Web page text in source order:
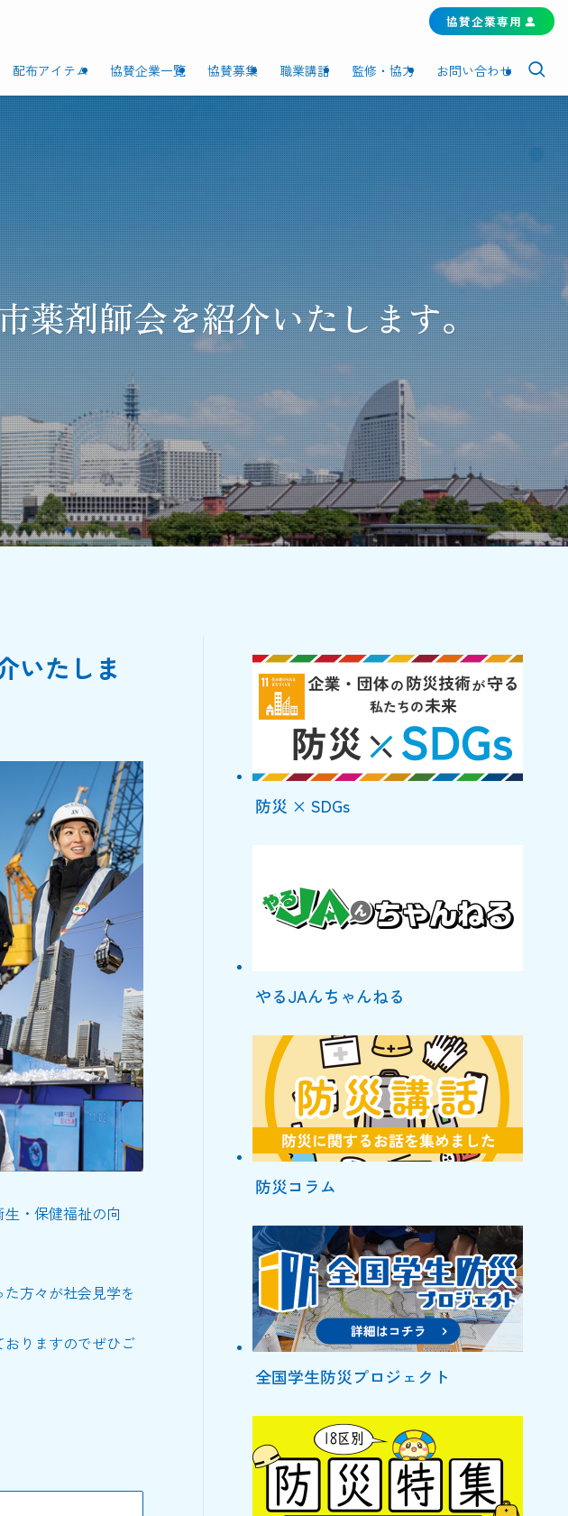
配布アイテム 協賛企業一覧 協賛募集 職業講話 監修・協力 お問い合わせ
協賛企業専用
薬剤師会を紹介いたします。
いたしま
・保健福祉の向
方々が社会見学を
りますのでぜひご
防災 × SDGs
やるJAんちゃんねる
防災コラム
全国学生防災プロジェクト